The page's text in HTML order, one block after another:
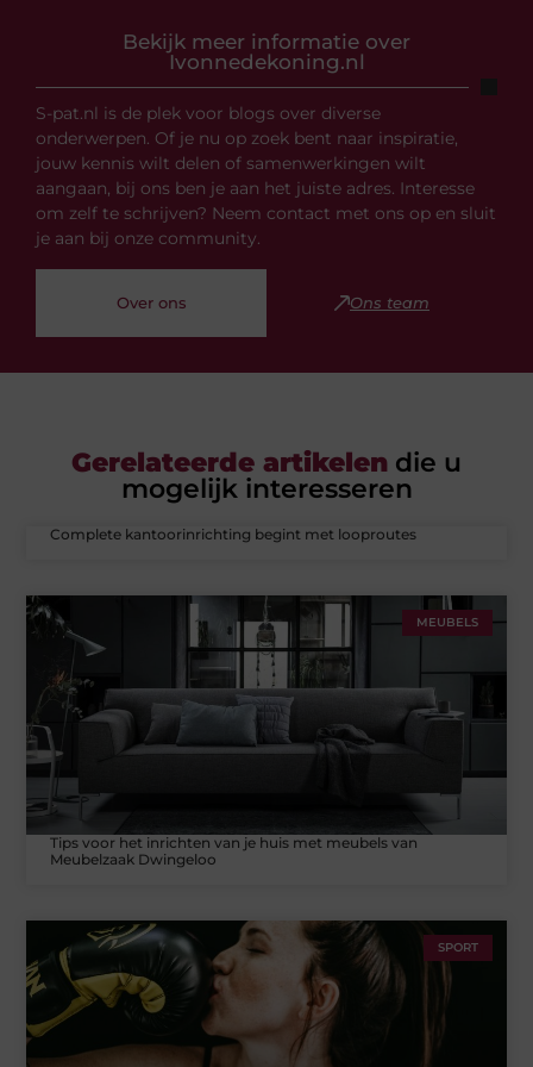
Bekijk meer informatie over
Ivonnedekoning.nl
S-pat.nl is de plek voor blogs over diverse
onderwerpen. Of je nu op zoek bent naar inspiratie,
jouw kennis wilt delen of samenwerkingen wilt
aangaan, bij ons ben je aan het juiste adres. Interesse
om zelf te schrijven? Neem contact met ons op en sluit
je aan bij onze community.
Over ons Ons team
Gerelateerde artikelen die u
mogelijk interesseren
Complete kantoorinrichting begint met looproutes
MEUBELS
Tips voor het inrichten van je huis met meubels van
Meubelzaak Dwingeloo
SPORT